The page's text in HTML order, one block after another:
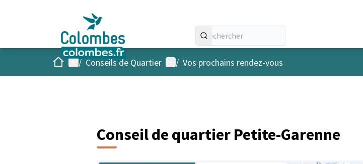
AccueilMenu principal
/ Conseils de Quartier Menu utilisateur
/ Vos prochains rendez-vous
Conseil de quartier Petite-Garenne